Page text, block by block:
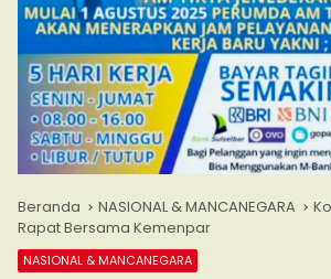
Beranda NASIONAL & MANCANEGARA
Rapat Bersama Kemenpar
NASIONAL & MANCANEGARA